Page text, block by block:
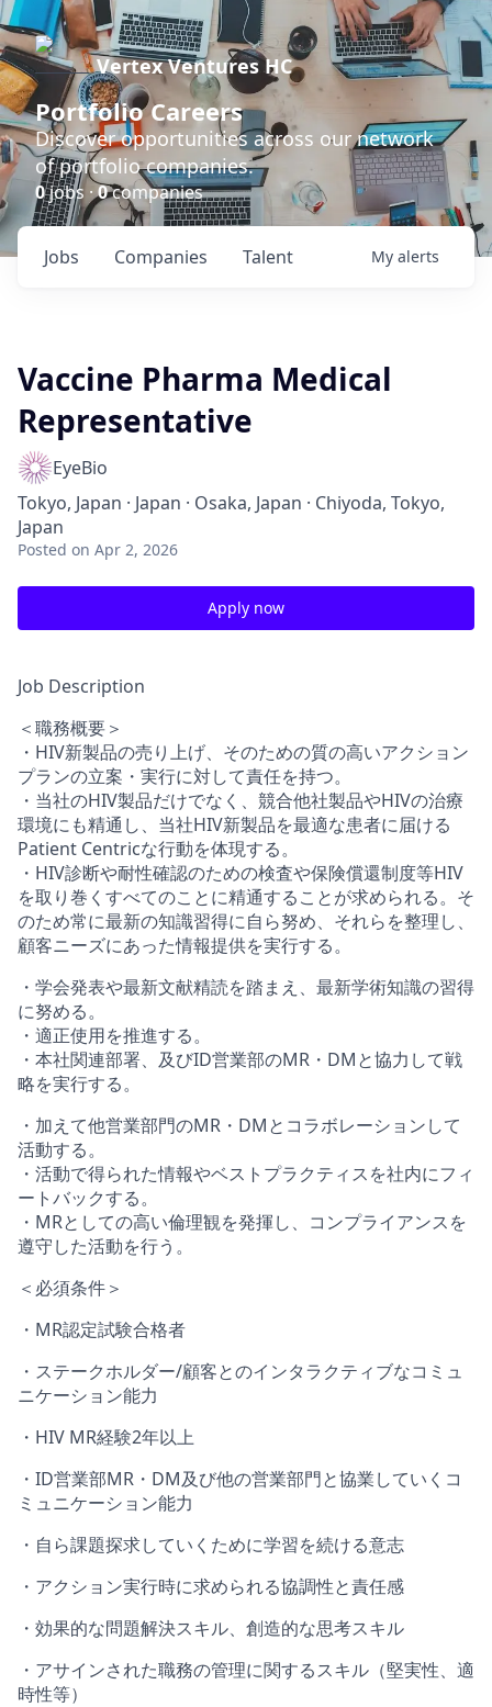
Vertex Ventures HC
Portfolio Careers
Discover opportunities across our network
of portfolio companies.
0jobs ·0companies
Jobs Companies Talent My alerts
Vaccine Pharma Medical
Representative
EyeBio
Tokyo, Japan · Japan · Osaka, Japan · Chiyoda, Tokyo,
Japan
Posted on Apr 2, 2026
Apply now
Job Description
＜職務概要＞
・HIV新製品の売り上げ、そのための質の高いアクション
プランの立案・実行に対して責任を持つ。
・当社のHIV製品だけでなく、競合他社製品やHIVの治療
環境にも精通し、当社HIV新製品を最適な患者に届ける
Patient Centricな行動を体現する。
・HIV診断や耐性確認のための検査や保険償還制度等HIV
を取り巻くすべてのことに精通することが求められる。そ
のため常に最新の知識習得に自ら努め、それらを整理し、
顧客ニーズにあった情報提供を実行する。
・学会発表や最新文献精読を踏まえ、最新学術知識の習得
に努める。
・適正使用を推進する。
・本社関連部署、及びID営業部のMR・DMと協力して戦
略を実行する。
・加えて他営業部門のMR・DMとコラボレーションして
活動する。
・活動で得られた情報やベストプラクティスを社内にフィ
ートバックする。
・MRとしての高い倫理観を発揮し、コンプライアンスを
遵守した活動を行う。
＜必須条件＞
・MR認定試験合格者
・ステークホルダー/顧客とのインタラクティブなコミュ
ニケーション能力
・HIV MR経験2年以上
・ID営業部MR・DM及び他の営業部門と協業していくコ
ミュニケーション能力
・自ら課題探求していくために学習を続ける意志
・アクション実行時に求められる協調性と責任感
・効果的な問題解決スキル、創造的な思考スキル
・アサインされた職務の管理に関するスキル（堅実性、適
時性等）